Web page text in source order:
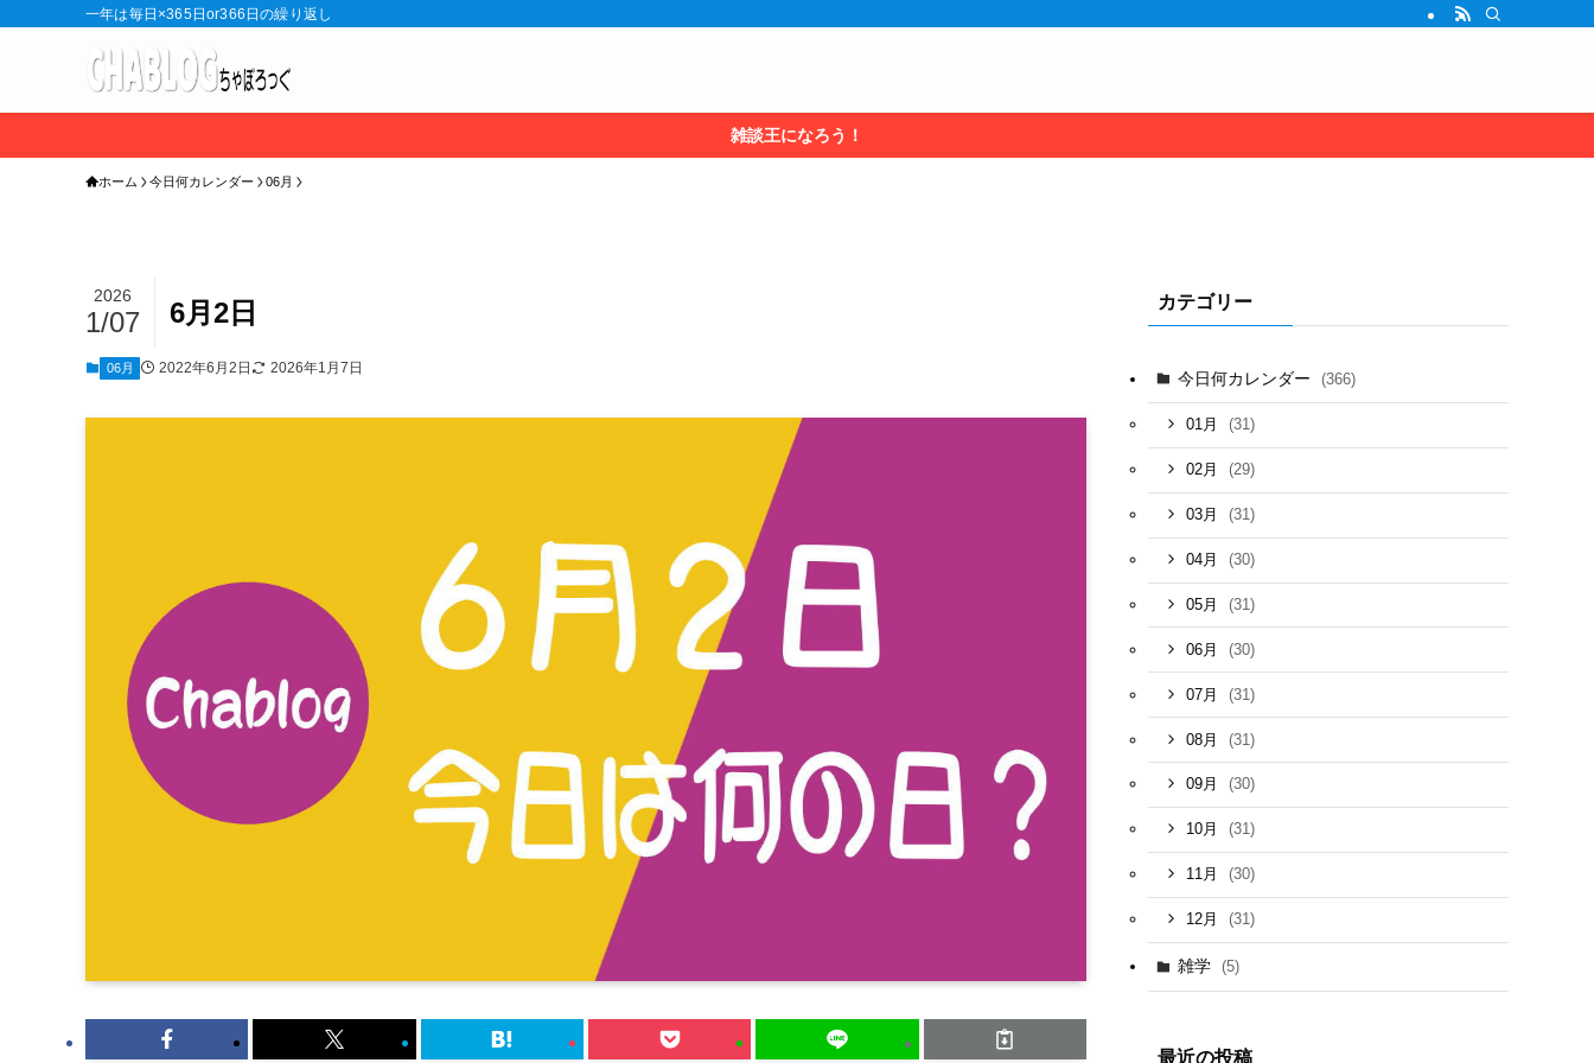
一年は毎日×365日or366日の繰り返し
雑談王になろう！
ホーム 今日何カレンダー 06月
6月2日
2026
1/07
06月 2022年6月2日 2026年1月7日
カテゴリー
今日何カレンダー (366)
01月 (31)
02月 (29)
03月 (31)
04月 (30)
05月 (31)
06月 (30)
07月 (31)
08月 (31)
09月 (30)
10月 (31)
11月 (30)
12月 (31)
雑学 (5)
最近の投稿